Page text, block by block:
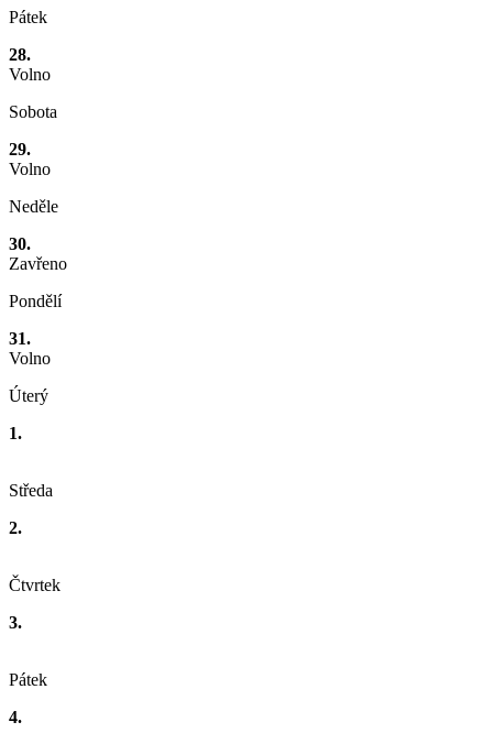
Pátek
28.
Volno
Sobota
29.
Volno
Neděle
30.
Zavřeno
Pondělí
31.
Volno
Úterý
1.
Středa
2.
Čtvrtek
3.
Pátek
4.